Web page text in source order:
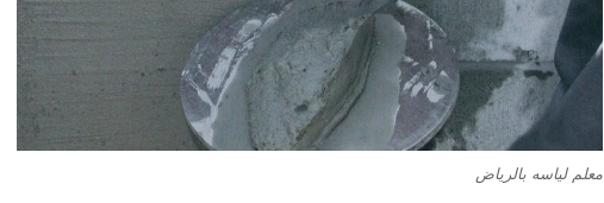
معلم لياسه بالرياض